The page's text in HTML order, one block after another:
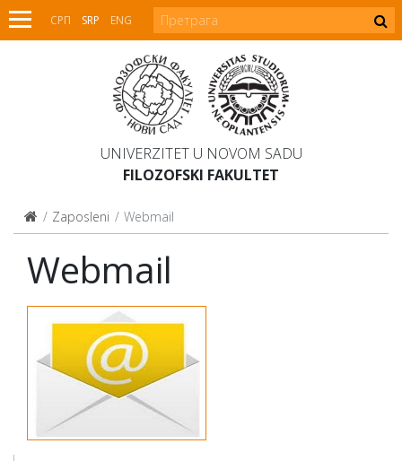
СРП SRP ENG
UNIVERZITET U NOVOM SADU
FILOZOFSKI FAKULTET
Zaposleni Webmail
Webmail